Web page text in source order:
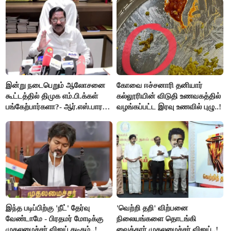
இன்று நடைபெறும் ஆலோசனை
கூட்டத்தில் திமுக எம்.பி.க்கள்
பங்கேற்பார்களா?- ஆர்.எஸ்.பாரதி
கோவை ஈச்சனாரி தனியார்
கல்லூரியின் விடுதி உணவகத்தில்
வழங்கப்பட்ட இரவு உணவில் புழு..!
இந்த படிப்பிற்கு 'நீட்' தேர்வு
வேண்டாமே - பிரதமர் மோடிக்கு
முதலமைச்சர் விஜய் கடிதம்..!
'வெற்றி தறி' விற்பனை
நிலையங்களை தொடங்கி
வைத்தார் முதலமைச்சர் விஜய்..!